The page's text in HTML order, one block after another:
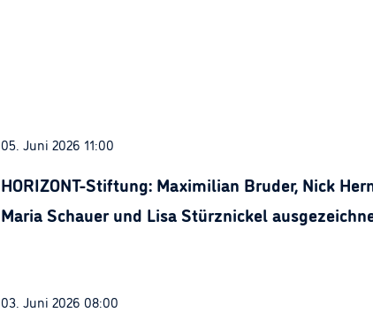
05. Juni 2026 11:00
HORIZONT-Stiftung: Maximilian Bruder, Nick
Maria Schauer und Lisa Stürznickel
03. Juni 2026 08:00